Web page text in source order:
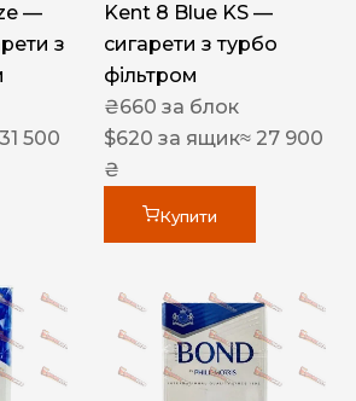
—
з
500
Kent 8 Blue KS —
сигарети з турбо
фільтром
₴660 за блок
$620 за ящик≈ 27 900
₴
Купити